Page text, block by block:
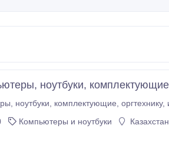
ноутбуки,
Компьютеры и ноутбуки